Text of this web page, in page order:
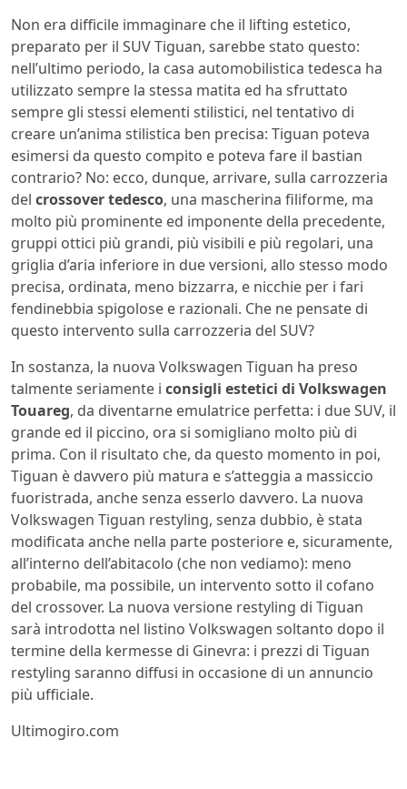
Non era difficile immaginare che il lifting estetico,
preparato per il SUV Tiguan, sarebbe stato questo:
nell’ultimo periodo, la casa automobilistica tedesca ha
utilizzato sempre la stessa matita ed ha sfruttato
sempre gli stessi elementi stilistici, nel tentativo di
creare un’anima stilistica ben precisa: Tiguan poteva
esimersi da questo compito e poteva fare il bastian
contrario? No: ecco, dunque, arrivare, sulla carrozzeria
del crossover tedesco, una mascherina filiforme, ma
molto più prominente ed imponente della precedente,
gruppi ottici più grandi, più visibili e più regolari, una
griglia d’aria inferiore in due versioni, allo stesso modo
precisa, ordinata, meno bizzarra, e nicchie per i fari
fendinebbia spigolose e razionali. Che ne pensate di
questo intervento sulla carrozzeria del SUV?
In sostanza, la nuova Volkswagen Tiguan ha preso
talmente seriamente i consigli estetici di Volkswagen
Touareg, da diventarne emulatrice perfetta: i due SUV, il
grande ed il piccino, ora si somigliano molto più di
prima. Con il risultato che, da questo momento in poi,
Tiguan è davvero più matura e s’atteggia a massiccio
fuoristrada, anche senza esserlo davvero. La nuova
Volkswagen Tiguan restyling, senza dubbio, è stata
modificata anche nella parte posteriore e, sicuramente,
all’interno dell’abitacolo (che non vediamo): meno
probabile, ma possibile, un intervento sotto il cofano
del crossover. La nuova versione restyling di Tiguan
sarà introdotta nel listino Volkswagen soltanto dopo il
termine della kermesse di Ginevra: i prezzi di Tiguan
restyling saranno diffusi in occasione di un annuncio
più ufficiale.
Ultimogiro.com